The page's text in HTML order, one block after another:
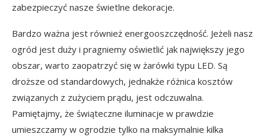
zabezpieczyć nasze świetlne dekoracje.
Bardzo ważna jest również energooszczędność. Jeżeli nasz
ogród jest duży i pragniemy oświetlić jak największy jego
obszar, warto zaopatrzyć się w żarówki typu LED. Są
droższe od standardowych, jednakże różnica kosztów
związanych z zużyciem prądu, jest odczuwalna.
Pamiętajmy, że świąteczne iluminacje w prawdzie
umieszczamy w ogrodzie tylko na maksymalnie kilka